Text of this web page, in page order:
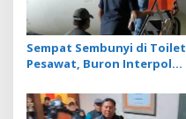
a
t
i
o
Sempat Sembunyi di Toilet
Pesawat, Buron Interpol
Pakai Jet Pribadi